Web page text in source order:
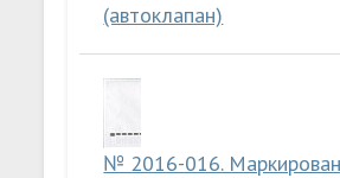
(автоклапан)
№ 2016-016.